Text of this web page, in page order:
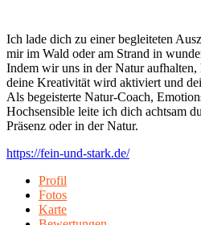
Ich lade dich zu einer begleiteten
mir im Wald oder am Strand in
Indem wir uns in der Natur aufhalten,
deine Kreativität wird aktiviert und
Als begeisterte Natur-Coach,
Hochsensible leite ich dich achtsam
Präsenz oder in der Natur.
https://fein-und-stark.de/
Profil
Fotos
Karte